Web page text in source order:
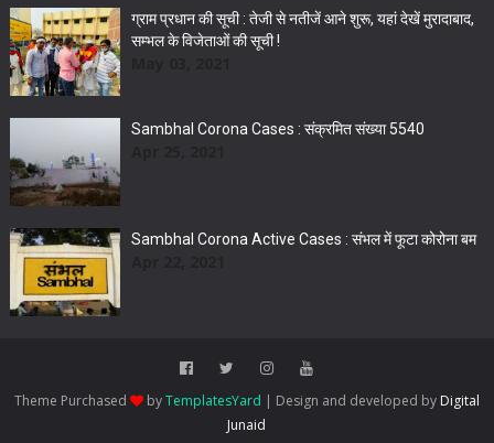
ग्राम प्रधान की सूची : तेजी से नतीजें आने शुरू, यहां देखें मुरादाबाद,
सम्‍भल के व‍िजेताओं की सूची !
Sambhal Corona Cases : संक्रमित संख्या 5540
Sambhal Corona Active Cases : संभल में फूटा कोरोना बम
Theme Purchased byTemplatesYard | Design and developed by Digital
Junaid